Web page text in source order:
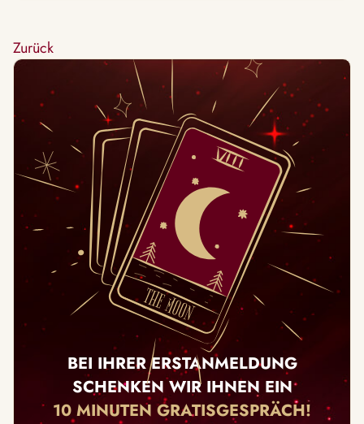
Zurück
BEI IHRER ERSTANMELDUNG
SCHENKEN WIR IHNEN EIN
10 MINUTEN GRATISGESPRÄCH!